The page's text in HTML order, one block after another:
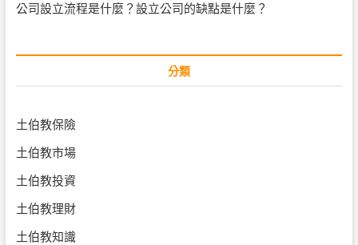
公司設立流程是什麼？設立公司的缺點是什麼？
分類
土伯教保險
土伯教市場
土伯教投資
土伯教理財
土伯教知識